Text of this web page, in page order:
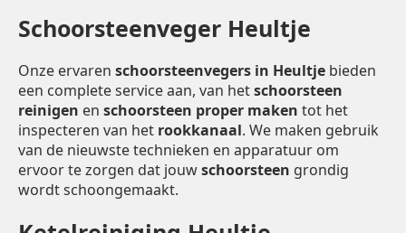
Schoorsteenveger Heultje
Onze ervaren schoorsteenvegers in Heultje bieden
een complete service aan, van hetschoorsteen
reinigen en schoorsteen proper maken tot het
inspecteren van het rookkanaal. We maken gebruik
van de nieuwste technieken en apparatuur om
ervoor te zorgen dat jouwschoorsteen grondig
wordt schoongemaakt.